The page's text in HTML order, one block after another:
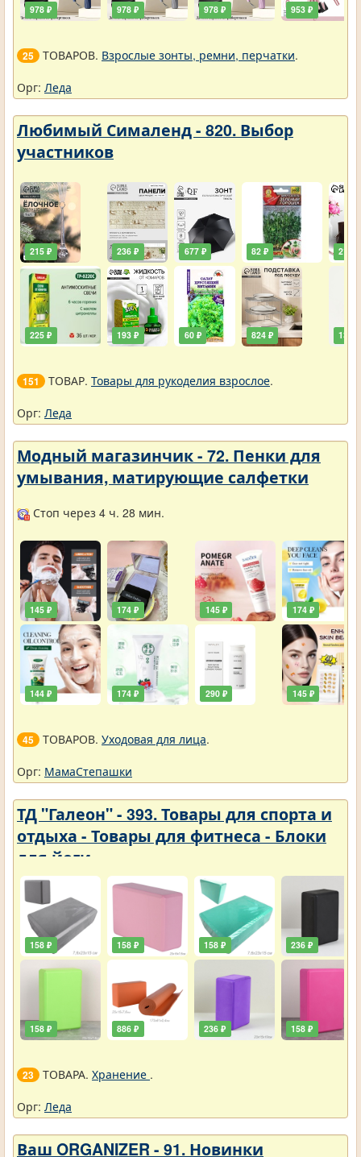
978 ₽ 978 ₽ 978 ₽ 953 ₽
25 ТОВАРОВ. Взрослые зонты, ремни, перчатки.
Орг: Леда
Любимый Сималенд - 820. Выбор
участников
215 ₽
225 ₽
236 ₽
193 ₽
677 ₽
60 ₽
82 ₽
824 ₽
211 ₽
138 ₽
151 ТОВАР. Товары для рукоделия взрослое.
Орг: Леда
Модный магазинчик - 72. Пенки для
умывания, матирующие салфетки
Стоп через 4 ч. 28 мин.
145 ₽
144 ₽
174 ₽
174 ₽
145 ₽
290 ₽
174 ₽
145 ₽
45 ТОВАРОВ. Уходовая для лица.
Орг: МамаСтепашки
ТД "Галеон" - 393. Товары для спорта и
отдыха - Товары для фитнеса - Блоки
для йоги
158 ₽
158 ₽
158 ₽
886 ₽
158 ₽
236 ₽
236 ₽
158 ₽
23 ТОВАРА. Хранение .
Орг: Леда
Ваш ORGANIZER - 91. Новинки